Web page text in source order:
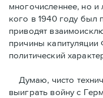
многочисленнее, но и
кого в 1940 году был
приводят
причины
политический
Думаю, чисто
выиграть войну с